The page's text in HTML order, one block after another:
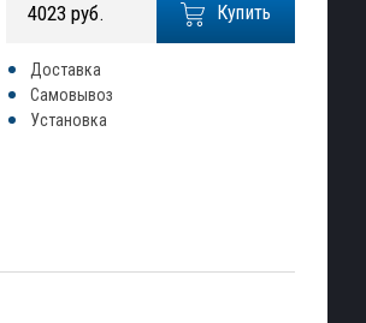
Купить
4023 руб.
Доставка
Самовывоз
Установка